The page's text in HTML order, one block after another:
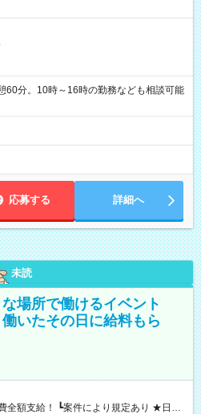
分。10時～16時の勤務なども相談可能
応募する 詳細へ
未読
場所で働けるイベント
いたその日に給料もら